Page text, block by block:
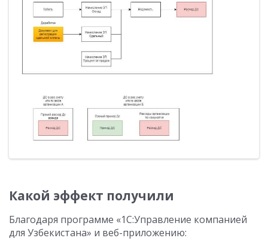
Какой эффект получили
Благодаря программе «1С:Управление компанией
для Узбекистана» и веб-приложению: